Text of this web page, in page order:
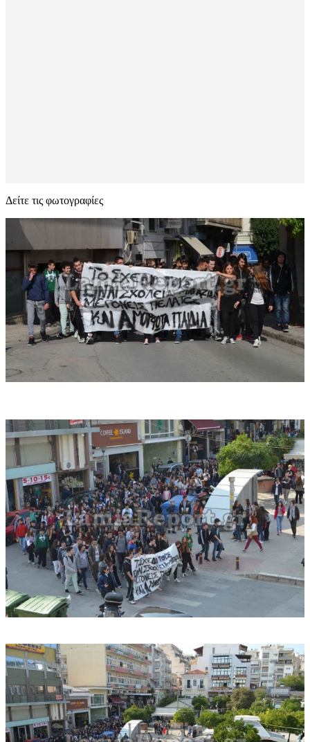
Δείτε τις φωτογραφίες